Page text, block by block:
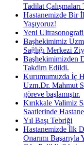
Tadilat Çalışmaları
Hastanemizde Bir
Yaşıyoruz!
Yeni
Başhekimimiz
Sağlığı Merkezi
Başhekimimizden
Takdim Edildi.
Kurumumuzda İç
Uzm.Dr. Mahmut
göreve başlamıştır.
Kırıkkale Valimiz
Saatlerinde
Yıl Başı Tebriği
Hastanemizde İlk
Onarımı Başarıyla